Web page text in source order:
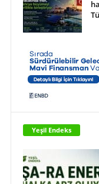
Yeşil Endeks